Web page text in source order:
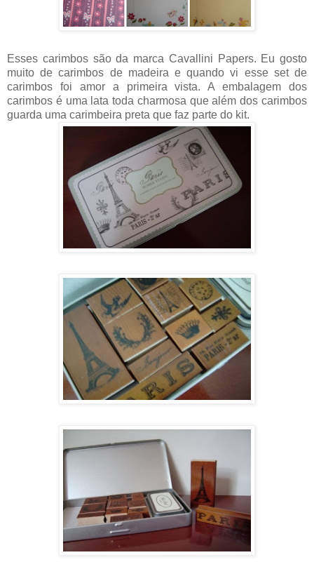
Esses carimbos são da marca Cavallini Papers. Eu gosto
muito de carimbos de madeira e quando vi esse set de
carimbos foi amor a primeira vista. A embalagem dos
carimbos é uma lata toda charmosa que além dos carimbos
guarda uma carimbeira preta que faz parte do kit.